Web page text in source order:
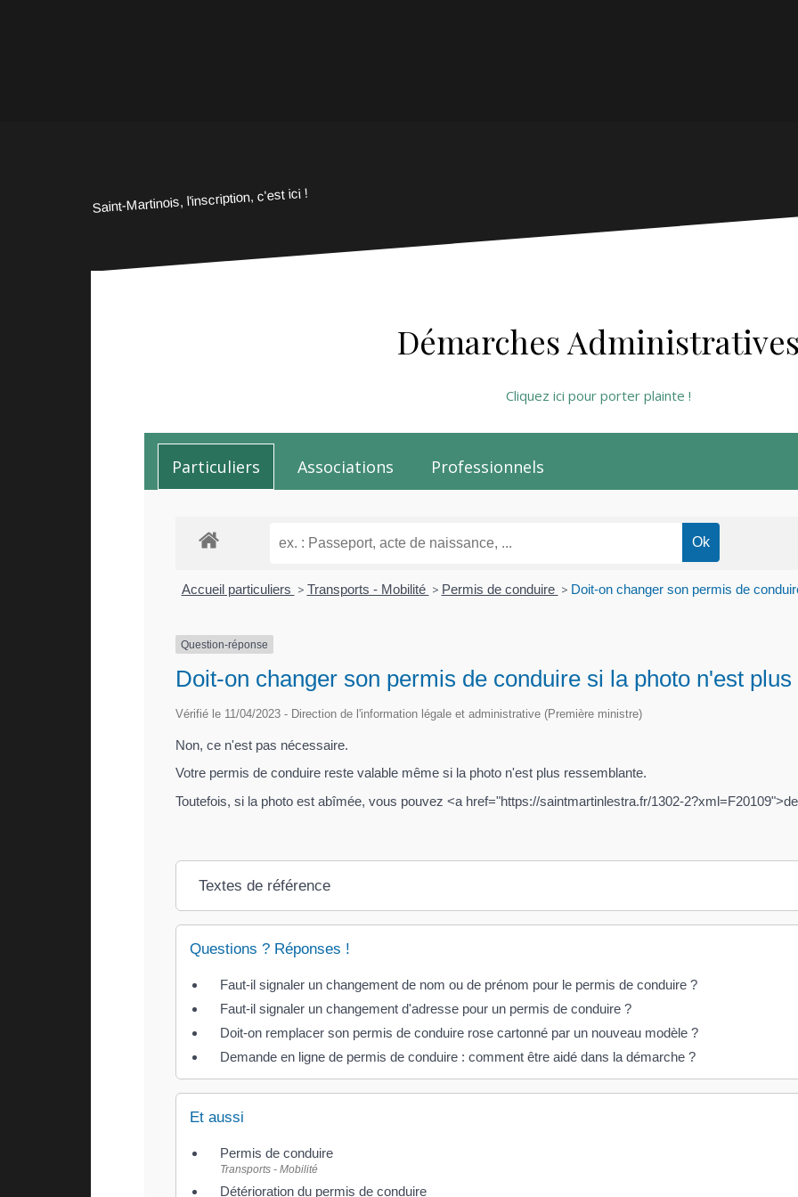
Saint-Martinois, l'inscription, c'est ici !
Démarches
Cliquez ici pour porter plainte !
Particuliers Associations Professionnels
Accueil particuliers > Transports - Mobilité > Permis de conduire > Doit-on changer son permis de
Question-réponse
Doit-on changer son permis de conduire si la photo n'est
Vérifié le 11/04/2023 - Direction de l'information légale et administrative (Première ministre)
Non, ce n'est pas nécessaire.
Votre permis de conduire reste valable même si la photo n'est plus ressemblante.
Toutefois, si la photo est abîmée, vous pouvez <a href="https://saintmartinlestra.fr/1302-
Textes de référence
Questions ? Réponses !
Faut-il signaler un changement de nom ou de prénom pour le permis de conduire ?
Faut-il signaler un changement d'adresse pour un permis de conduire ?
Doit-on remplacer son permis de conduire rose cartonné par un nouveau modèle ?
Demande en ligne de permis de conduire : comment être aidé dans la démarche ?
Et aussi
Permis de conduire
Transports - Mobilité
Détérioration du permis de conduire